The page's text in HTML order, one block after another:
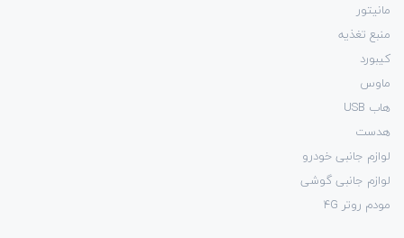
مانیتور
منبع تغذیه
کیبورد
ماوس
هاب USB
هدست
لوازم جانبی خودرو
لوازم جانبی گوشی
مودم روتر 4G